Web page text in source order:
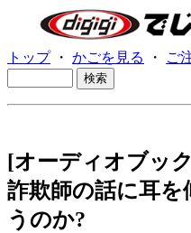
トップ・ かごを見る ・ ご
[オーディオブッ
詐欺師の話に耳を
うのか?